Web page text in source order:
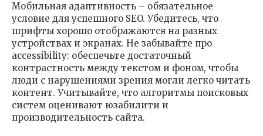
Мобильная адаптивность – обязательное
условие для успешного SEO. Убедитесь, что
шрифты хорошо отображаются на разных
устройствах и экранах. Не забывайте про
accessibility: обеспечьте достаточный
контрастность между текстом и фоном, чтобы
люди с нарушениями зрения могли легко читать
контент. Учитывайте, что алгоритмы поисковых
систем оценивают юзабилити и
производительность сайта.